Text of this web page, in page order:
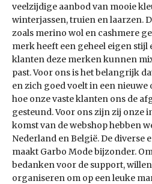
veelzijdige aanbod van mooie
winterjassen, truien en laarzen.
zoals merino wol en cashmere
merk heeft een geheel eigen
klanten deze merken kunnen
past. Voor ons is het belangrijk
en zich goed voelt in een
hoe onze vaste klanten ons de
gesteund. Voor ons zijn zij onze
komst van de webshop hebben
Nederland en België. De diverse
maakt Garbo Mode bijzonder.
bedanken voor de support,
organiseren om op een leuke